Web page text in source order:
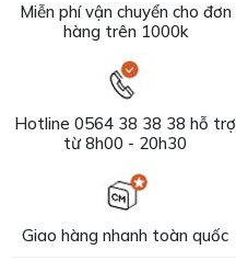
Miễn phí vận chuyển cho đơn
hàng trên 1000k
Hotline 0564 38 38 38 hỗ trợ
từ 8h00 - 20h30
Giao hàng nhanh toàn quốc